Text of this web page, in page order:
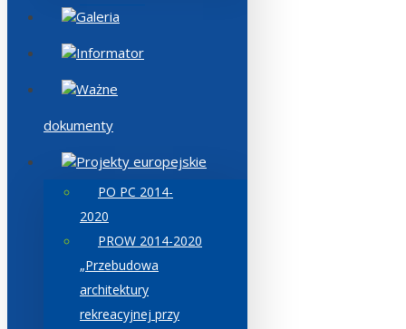
Galeria
Informator
Ważne
dokumenty
Projekty europejskie
PO PC 2014-
2020
PROW 2014-2020
„Przebudowa
architektury
rekreacyjnej przy